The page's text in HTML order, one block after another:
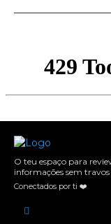
O teu espaço para
informações sem
Conectados por ti ❤️